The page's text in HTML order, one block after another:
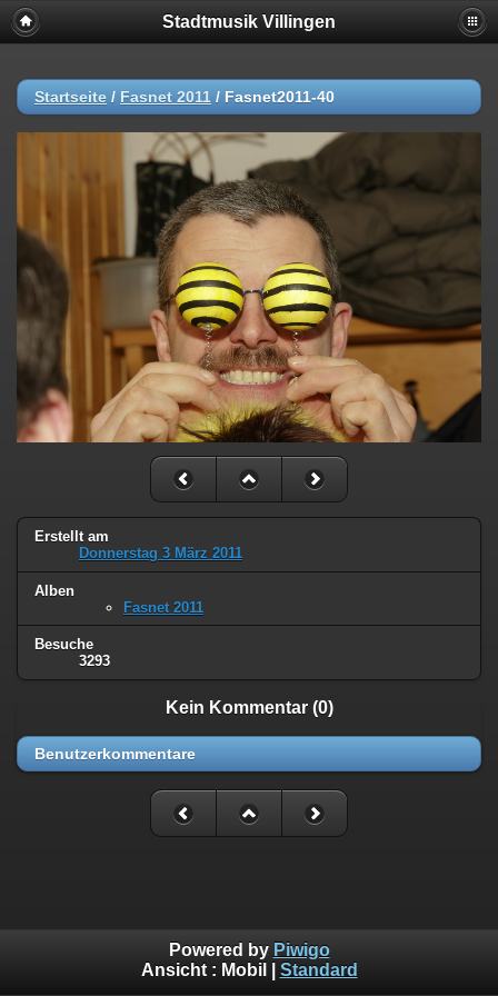
Stadtmusik Villingen
Startseite / Fasnet 2011 / Fasnet2011-40
Erstellt am
Donnerstag 3 März 2011
Alben
Fasnet 2011
Besuche
3293
Kein Kommentar (0)
Benutzerkommentare
Powered by Piwigo
Ansicht : Mobil Standard